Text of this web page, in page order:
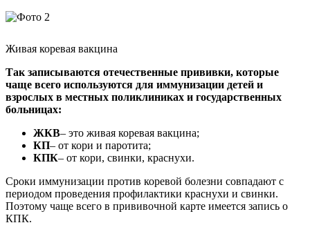
Живая коревая вакцина
Так записываются отечественные прививки, которые
чаще всего используются для иммунизации детей и
взрослых в местных поликлиниках и государственных
больницах:
ЖКВ– это живая коревая вакцина;
КП– от кори и паротита;
КПК– от кори, свинки, краснухи.
Сроки иммунизации против коревой болезни совпадают с
периодом проведения профилактики краснухи и свинки.
Поэтому чаще всего в прививочной карте имеется запись о
КПК.